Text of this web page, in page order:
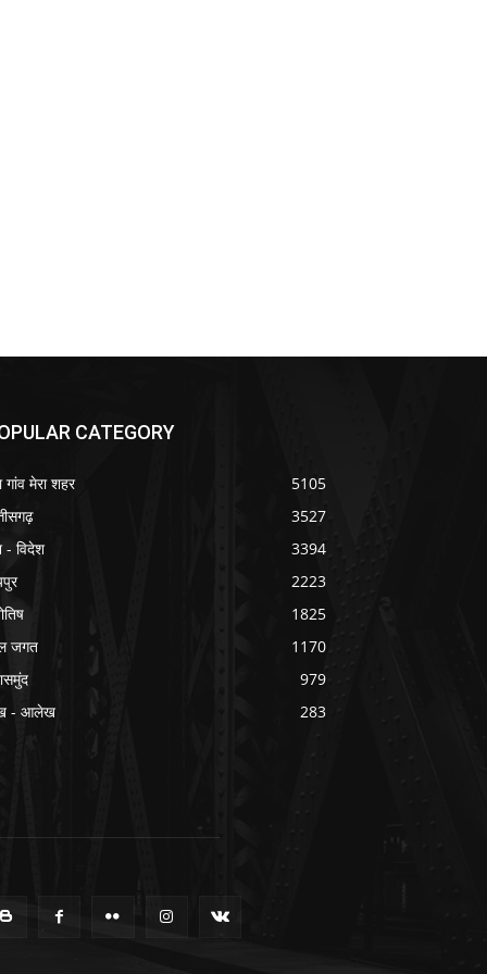
CATEGORY
गांव मेरा शहर
5105
3527
- विदेश
3394
2223
1825
जगत
1170
979
- आलेख
283